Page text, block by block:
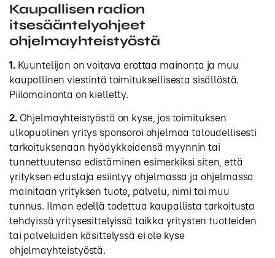
Kaupallisen radion
itsesääntelyohjeet
ohjelmayhteistyöstä
1. Kuuntelijan on voitava erottaa mainonta ja muu
kaupallinen viestintä toimituksellisesta sisällöstä.
Piilomainonta on kielletty.
2. Ohjelmayhteistyöstä on kyse, jos toimituksen
ulkopuolinen yritys sponsoroi ohjelmaa taloudellisesti
tarkoituksenaan hyödykkeidensä myynnin tai
tunnettuutensa edistäminen esimerkiksi siten, että
yrityksen edustaja esiintyy ohjelmassa ja ohjelmassa
mainitaan yrityksen tuote, palvelu, nimi tai muu
tunnus. Ilman edellä todettua kaupallista tarkoitusta
tehdyissä yritysesittelyissä taikka yritysten tuotteiden
tai palveluiden käsittelyssä ei ole kyse
ohjelmayhteistyöstä.